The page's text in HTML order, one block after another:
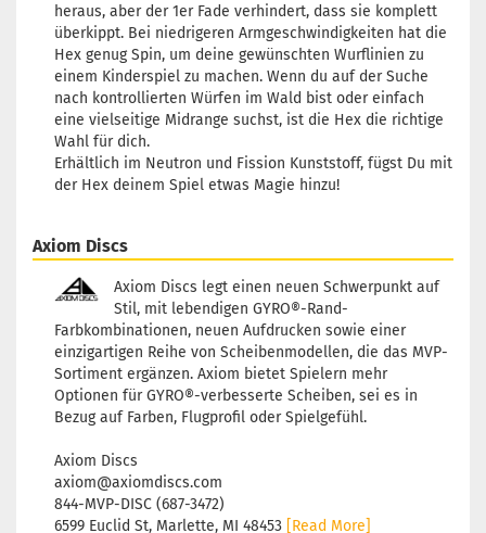
heraus, aber der 1er Fade verhindert, dass sie komplett
überkippt. Bei niedrigeren Armgeschwindigkeiten hat die
Hex genug Spin, um deine gewünschten Wurflinien zu
einem Kinderspiel zu machen. Wenn du auf der Suche
nach kontrollierten Würfen im Wald bist oder einfach
eine vielseitige Midrange suchst, ist die Hex die richtige
Wahl für dich.
Erhältlich im Neutron und Fission Kunststoff, fügst Du mit
der Hex deinem Spiel etwas Magie hinzu!
Axiom Discs
Axiom Discs legt einen neuen Schwerpunkt auf
Stil, mit lebendigen GYRO®-Rand-
Farbkombinationen, neuen Aufdrucken sowie einer
einzigartigen Reihe von Scheibenmodellen, die das MVP-
Sortiment ergänzen. Axiom bietet Spielern mehr
Optionen für GYRO®-verbesserte Scheiben, sei es in
Bezug auf Farben, Flugprofil oder Spielgefühl.
Axiom Discs
axiom@axiomdiscs.com
844-MVP-DISC (687-3472)
6599 Euclid St, Marlette, MI 48453 [Read More]